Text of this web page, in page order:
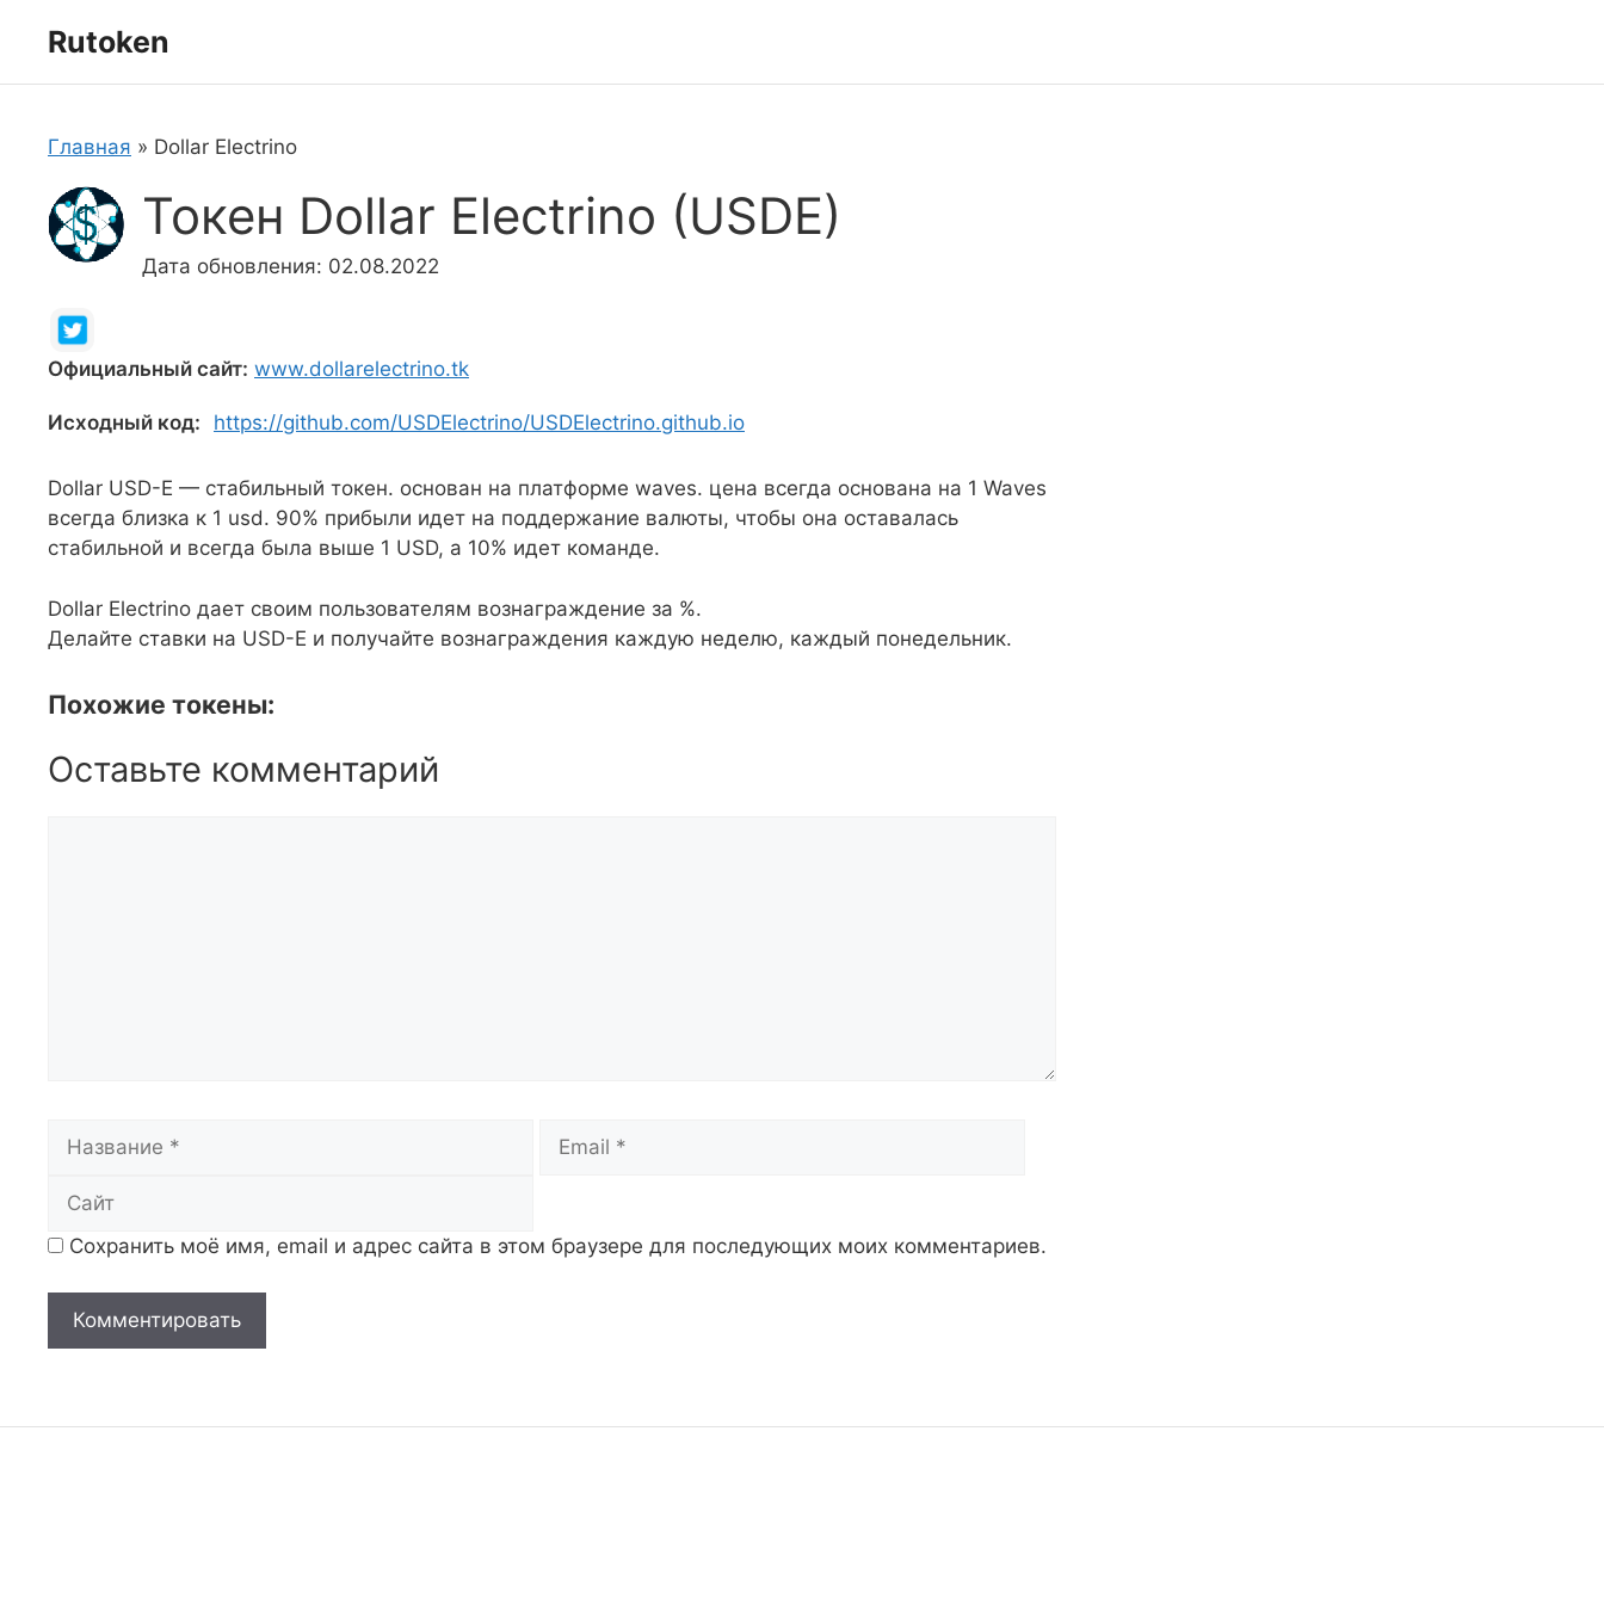
Rutoken
Главная » Dollar Electrino
Токен Dollar Electrino (USDE)
Дата обновления: 02.08.2022
Официальный сайт: www.dollarelectrino.tk
Исходный код: https://github.com/USDElectrino/USDElectrino.github.io
Dollar USD-E — стабильный токен. основан на платформе waves. цена всегда основана на 1 Waves
всегда близка к 1 usd. 90% прибыли идет на поддержание валюты, чтобы она оставалась
стабильной и всегда была выше 1 USD, а 10% идет команде.
Dollar Electrino дает своим пользователям вознаграждение за %.
Делайте ставки на USD-E и получайте вознаграждения каждую неделю, каждый понедельник.
Похожие токены:
Оставьте комментарий
Название Email
Сохранить моё имя, email и адрес сайта в этом браузере для последующих моих комментариев.